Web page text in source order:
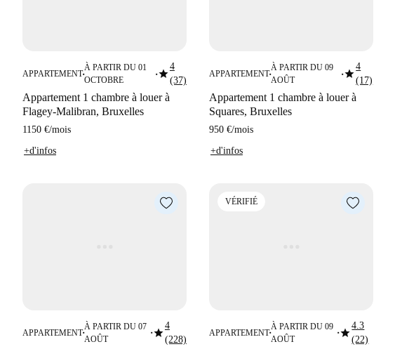
APPARTEMENT■
À PARTIR DU 01
OCTOBRE
■star4
(37)
Appartement 1 chambre à louer à
Flagey-Malibran, Bruxelles
1150 €/mois
+d'infos
APPARTEMENT■
À PARTIR DU 09
AOÛT
■star4
(17)
Appartement 1 chambre à louer à
Squares, Bruxelles
950 €/mois
+d'infos
APPARTEMENT■
À PARTIR DU 07
AOÛT
■star4
(228)
VÉRIFIÉ
APPARTEMENT■
À PARTIR DU 09
AOÛT
■star4.3
(22)